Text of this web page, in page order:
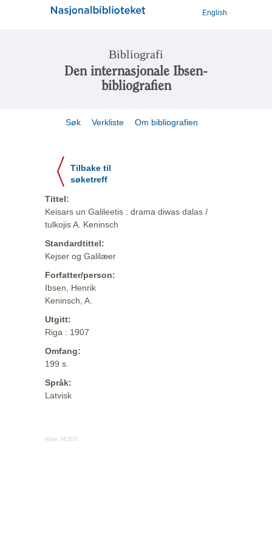
English
Bibliografi
Den internasjonale Ibsen-
bibliografien
Søk Verkliste Om bibliografien
Tilbake til
søketreff
Tittel:
Keisars un Galileetis : drama diwas dalas /
tulkojis A. Keninsch
Standardtittel:
Kejser og Galilæer
Forfatter/person:
Ibsen, Henrik
Keninsch, A.
Utgitt:
Riga : 1907
Omfang:
199 s.
Språk:
Latvisk
Kilde: MODS